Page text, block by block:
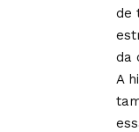
de
da
A